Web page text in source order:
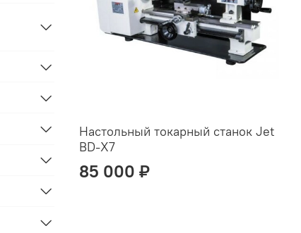
Настольный токарный станок Jet
BD-X7
85 000 ₽